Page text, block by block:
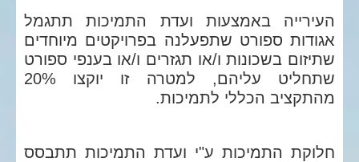
העירייה באמצעות ועדת התמיכות תתגמל
אגודות ספורט שתפעלנה בפרויקטים מיוחדים
שתיזום בשכונות ו/או תגזרים ו/או בענפי ספורט
שתחליט עליהם, למטרה זו יוקצו 20%
מהתקציב הכללי לתמיכות.
חלוקת התמיכות ע"י ועדת התמיכות תתבסס